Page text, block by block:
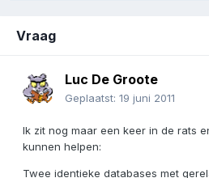
Vraag
Luc De Groote
Geplaatst: 19 juni 2011
Ik zit nog maar een keer in de rats
kunnen helpen:
Twee identieke databases met